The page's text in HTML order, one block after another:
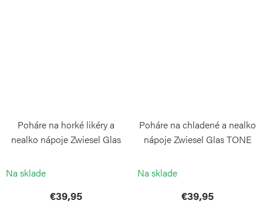
Poháre na horké likéry a
nealko nápoje Zwiesel Glas
ZWIESEL GLAS
Na sklade
€39,95
Poháre na chladené a nealko
nápoje Zwiesel Glas TONE
ZWIESEL GLAS
Na sklade
€39,95